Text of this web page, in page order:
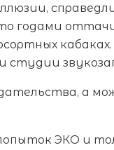
годами
студии
а
ЭКО и